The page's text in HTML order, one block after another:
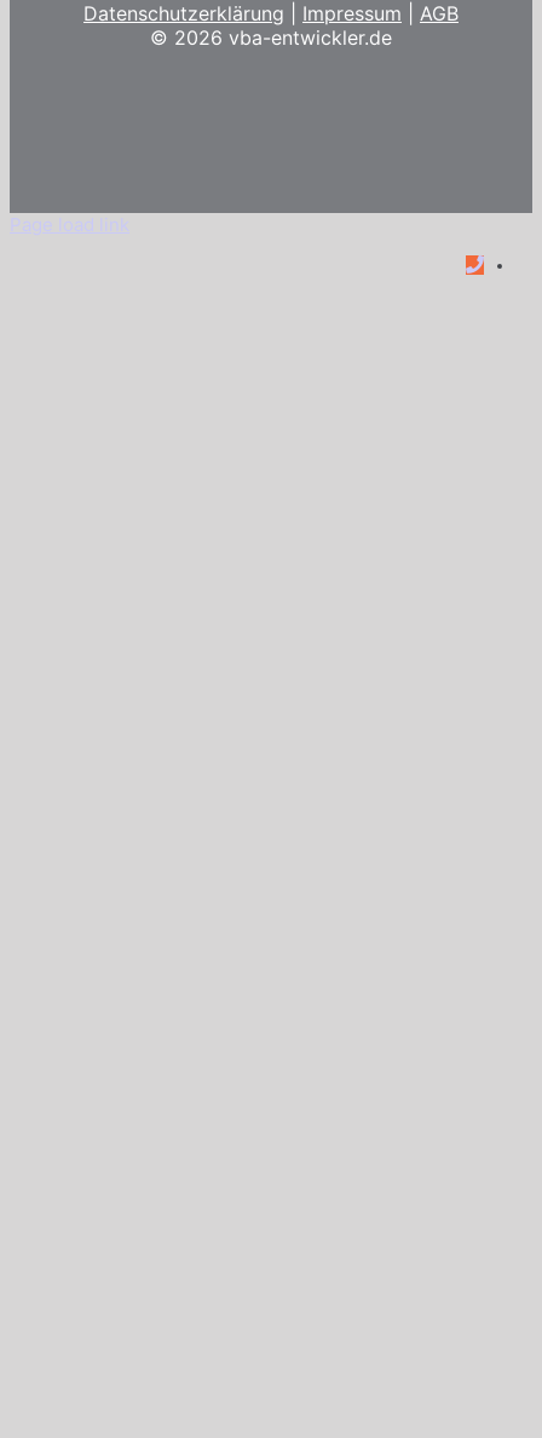
Datenschutzerklärung Impressum
AGB
© 2026 vba-entwickler.de
Page load link